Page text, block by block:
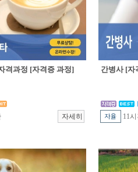
격과정 [자격증 과정] 간병사 [자
11